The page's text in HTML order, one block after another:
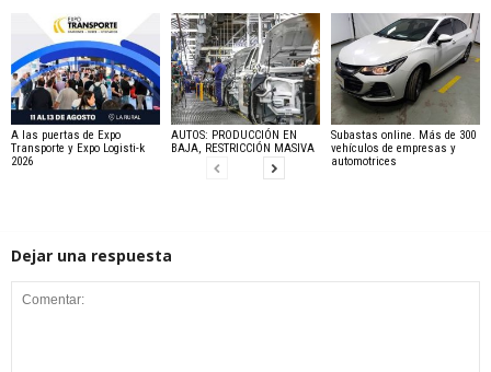
A las puertas de Expo
Transporte y Expo Logisti-k
2026
AUTOS: PRODUCCIÓN EN
BAJA, RESTRICCIÓN MASIVA
Subastas online. Más de 300
vehículos de empresas y
automotrices
Dejar una respuesta